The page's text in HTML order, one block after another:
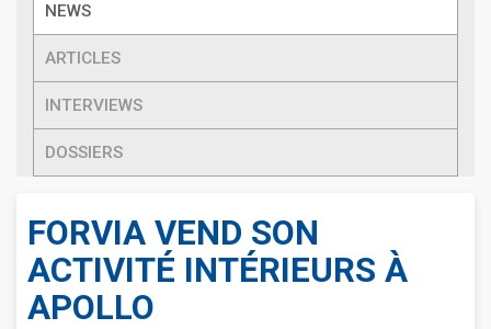
NEWS
ARTICLES
INTERVIEWS
DOSSIERS
FORVIA VEND SON
ACTIVITÉ INTÉRIEURS À
APOLLO